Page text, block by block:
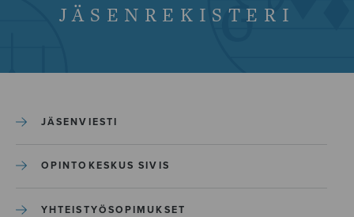
JÄSENREKISTERI
JÄSENVIESTI
OPINTOKESKUS SIVIS
YHTEISTYÖSOPIMUKSET